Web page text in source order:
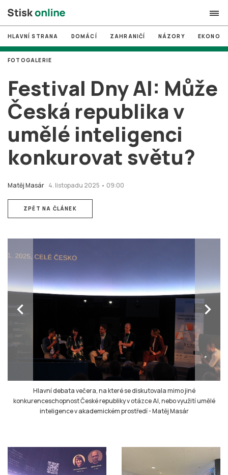
search
# MUNI
# Brno
# volby
login PŘIHLÁSIT SE
Zapomněli jste heslo?
HLAVNÍ STRANA DOMÁCÍ ZAHRANIČÍ NÁZORY
Festival Dny AI: Může
Česká republika v
umělé inteligenci
konkurovat světu?
Matěj Masár 4. listopadu 2025 • 09:00
FOTOGALERIE
ZPĚT NA ČLÁNEK
chevron_left chevron_right
Hlavní debata večera, na které se diskutovala mimo jiné
konkurenceschopnost České republiky v otázce AI, nebo využití umělé
inteligence v akademickém prostředí-Matěj Masár